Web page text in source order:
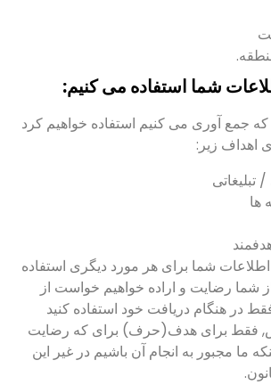
شما استفاده می کنیم:
که جمع آوری می کنیم استفاده خواهیم کرد
اهداف زیر:
/ تبلیغاتی
ها
اطلاعات شما برای هر مورد دیگری استفاده
شما رضایت و اراده خواهیم خواست از
در هنگام دریافت خود استفاده کنید
فقط برای هدف(حرف) برای که رضایت
ما مجبور به انجام آن باشیم در غیر این